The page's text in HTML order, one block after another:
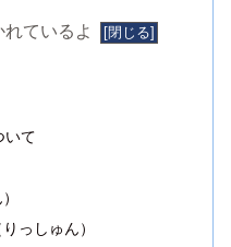
ているよ
いて
っしゅん）